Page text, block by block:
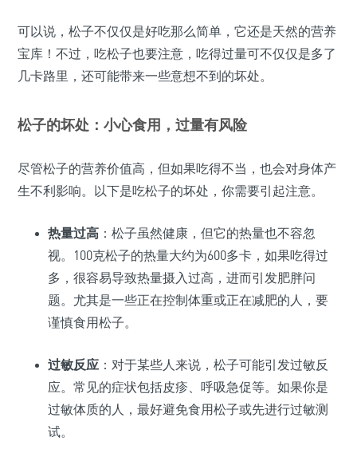
可以说，松子不仅仅是好吃那么简单，它还是天然的营养
宝库！不过，吃松子也要注意，吃得过量可不仅仅是多了
几卡路里，还可能带来一些意想不到的坏处。
松子的坏处：小心食用，过量有风险
尽管松子的营养价值高，但如果吃得不当，也会对身体产
生不利影响。以下是吃松子的坏处，你需要引起注意。
热量过高 ：松子虽然健康，但它的热量也不容忽
视。100克松子的热量大约为600多卡，如果吃得过
多，很容易导致热量摄入过高，进而引发肥胖问
题。尤其是一些正在控制体重或正在减肥的人，要
谨慎食用松子。
过敏反应 ：对于某些人来说，松子可能引发过敏反
应。常见的症状包括皮疹、呼吸急促等。如果你是
过敏体质的人，最好避免食用松子或先进行过敏测
试。